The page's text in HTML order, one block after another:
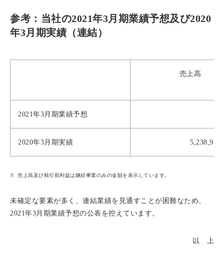
参考：当社の2021年3月期業績予想及び2020
年3月期実績（連結）
売上高
2021年3月期業績予想
2020年3月期実績 5,238,938
売上高及び税引前利益は継続事業のみの金額を表示しています。
未確定な要素が多く、連結業績を見通すことが困難なため、
2021年3月期業績予想の公表を控えています。
以 上